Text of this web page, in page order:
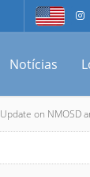
Notícias
Update on NMOSD